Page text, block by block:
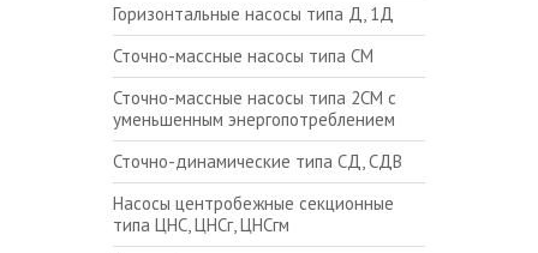
Горизонтальные насосы типа Д, 1Д
Сточно-массные насосы типа СМ
Сточно-массные насосы типа 2СМ с
уменьшенным энергопотреблением
Сточно-динамические типа СД, СДВ
Насосы центробежные секционные
типа ЦНС, ЦНСг, ЦНСгм